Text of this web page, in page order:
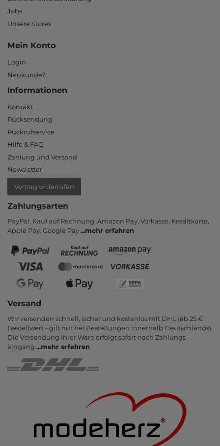
Jobs
Unsere Stores
Mein Konto
Login
Neukunde?
Informationen
Kontakt
Rücksendung
Rückrufservice
Hilfe & FAQ
Zahlung und Versand
Newsletter
Vertrag widerrufen
Zahlungsarten
PayPal, Kauf auf Rechnung, Amazon Pay, Vor­kasse, Kredit­karte,
Apple Pay, Google Pay...mehr erfahren
Versand
Wir versenden schnell, sicher und kostenlos mit DHL (ab 25 €
Bestell­wert - gilt nur bei Bestel­lungen inner­halb Deutsch­lands).
Die Ver­sendung Ihrer Ware er­folgt sofort nach Zahlungs­
eingang ...mehr erfahren